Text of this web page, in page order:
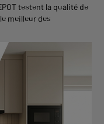
testent la qualité de
meilleur des